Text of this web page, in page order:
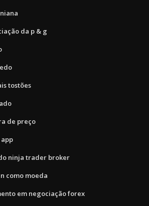
da p & g
tostões
de preço
ninja trader broker
como moeda
em negociação forex